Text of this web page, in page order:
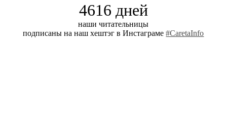
4616 дней
наши читательницы
подписаны на наш хештэг в Инстаграме#CaretaInfo